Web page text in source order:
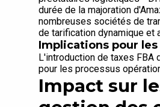
durée de la majoration
nombreuses sociétés de
de tarification dynamique et
Implications pour
L'introduction de taxes FBA
pour les processus
Impact sur